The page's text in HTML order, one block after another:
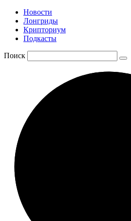
Новости
Лонгриды
Крипториум
Подкасты
Поиск